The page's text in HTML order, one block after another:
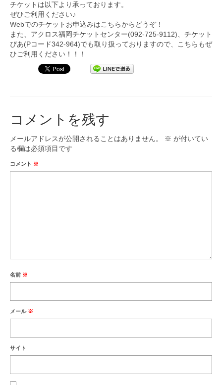
チケットは以下より承っております。
ぜひご利用ください♪
Webでのチケットお申込みはこちらからどうぞ！
また、アクロス福岡チケットセンター(092-725-9112)、チケット
ぴあ(Pコード342-964)でも取り扱っておりますので、こちらもぜ
ひご利用ください！！！
コメントを残す
メールアドレスが公開されることはありません。 ※ が付いてい
る欄は必須項目です
コメント ※
名前 ※
メール ※
サイト